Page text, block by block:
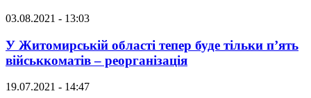
03.08.2021 - 13:03
У Житомирській області тепер буде тільки п’ять
військкоматів – реорганізація
19.07.2021 - 14:47